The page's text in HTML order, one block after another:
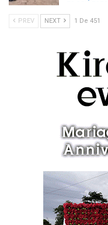
PREV NEXT 1 De 451